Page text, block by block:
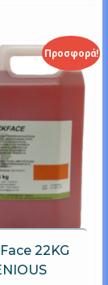
Προσφορά!
22KG